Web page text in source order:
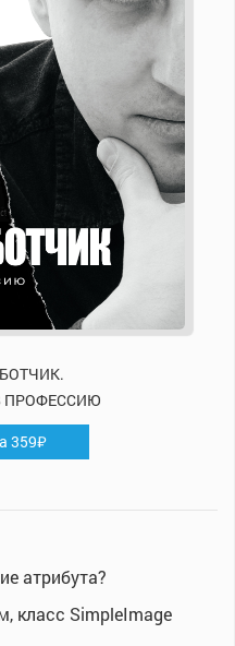
ПРОФЕССИЮ
359₽
атрибута?
класс SimpleImage